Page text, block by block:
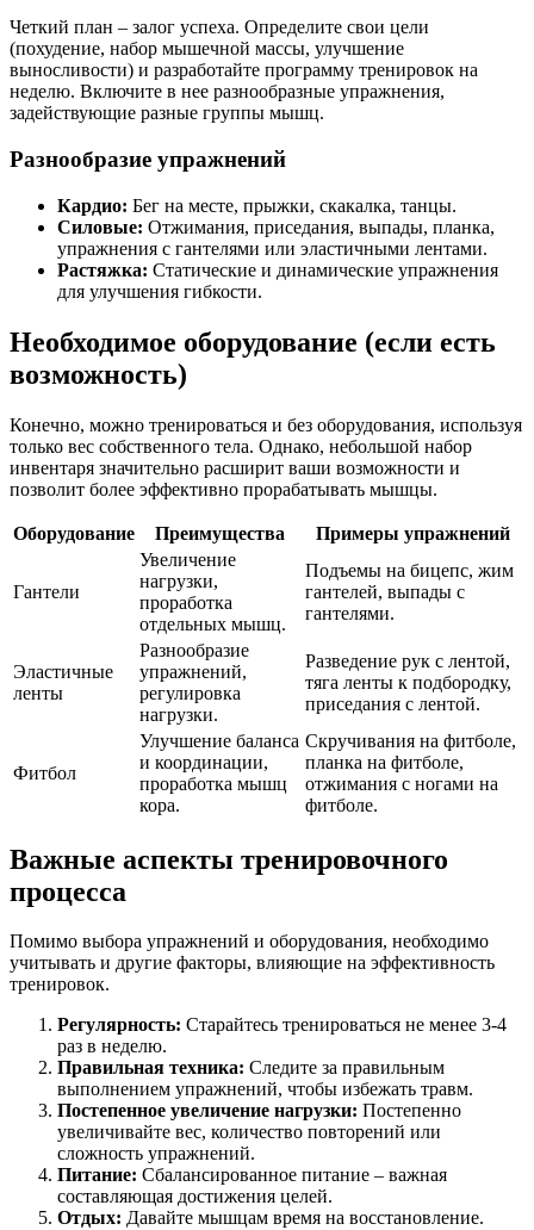
Четкий план – залог успеха. Определите свои цели
(похудение, набор мышечной массы, улучшение
выносливости) и разработайте программу тренировок на
неделю. Включите в нее разнообразные упражнения,
задействующие разные группы мышц.
Разнообразие упражнений
Кардио: Бег на месте, прыжки, скакалка, танцы.
Силовые: Отжимания, приседания, выпады, планка,
упражнения с гантелями или эластичными лентами.
Растяжка: Статические и динамические упражнения
для улучшения гибкости.
Необходимое оборудование (если есть
возможность)
Конечно, можно тренироваться и без оборудования, используя
только вес собственного тела. Однако, небольшой набор
инвентаря значительно расширит ваши возможности и
позволит более эффективно прорабатывать мышцы.
Оборудование Преимущества Примеры упражнений
Гантели
Увеличение
нагрузки,
проработка
отдельных мышц.
Подъемы на бицепс, жим
гантелей, выпады с
гантелями.
Эластичные
ленты
Разнообразие
упражнений,
регулировка
нагрузки.
Разведение рук с лентой,
тяга ленты к подбородку,
приседания с лентой.
Фитбол
Улучшение баланса
и координации,
проработка мышц
кора.
Скручивания на фитболе,
планка на фитболе,
отжимания с ногами на
фитболе.
Важные аспекты тренировочного
процесса
Помимо выбора упражнений и оборудования, необходимо
учитывать и другие факторы, влияющие на эффективность
тренировок.
Регулярность: Старайтесь тренироваться не менее 3-4
раз в неделю.
Правильная техника: Следите за правильным
выполнением упражнений, чтобы избежать травм.
Постепенное увеличение нагрузки: Постепенно
увеличивайте вес, количество повторений или
сложность упражнений.
Питание: Сбалансированное питание – важная
составляющая достижения целей.
Отдых: Давайте мышцам время на восстановление.